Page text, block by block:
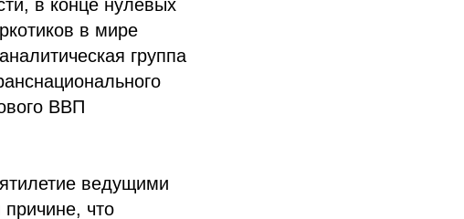
в конце нулевых
в мире
группа
ВВП
ведущими
что